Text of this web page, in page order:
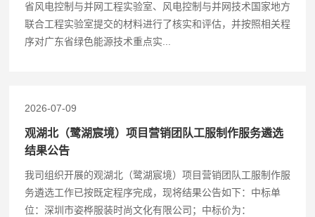
省风电控制与并网工程实验室、风电控制与并网技术国家地方
联合工程实验室提交的材料进行了核实和评估，并按照相关程
序对广东省绿色能源技术重点实...
2026-07-09
观湖北（鹭湖宸境）项目营销团队工服制作服务遴选
结果公告
我司组织开展的观湖北（鹭湖宸境）项目营销团队工服制作服
务遴选工作已按既定程序完成，现将结果公告如下：中标单
位：深圳市姿桦服装时尚文化有限公司；中标价为：